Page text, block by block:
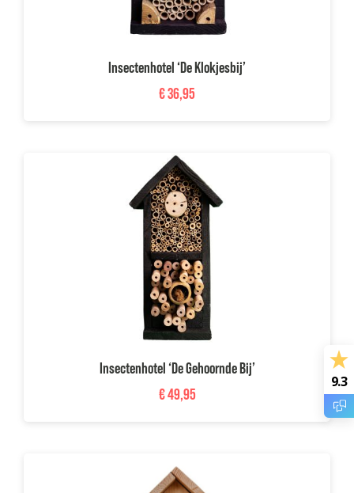
Insectenhotel ‘De Klokjesbij’
€36,95
Insectenhotel ‘De Gehoornde Bij’
€49,95
9.3